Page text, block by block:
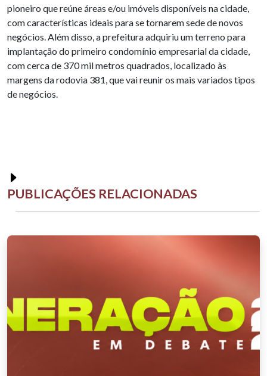
pioneiro que reúne áreas e/ou imóveis disponíveis na cidade,
com características ideais para se tornarem sede de novos
negócios. Além disso, a prefeitura adquiriu um terreno para
implantação do primeiro condomínio empresarial da cidade,
com cerca de 370 mil metros quadrados, localizado às
margens da rodovia 381, que vai reunir os mais variados tipos
de negócios.
PUBLICAÇÕES RELACIONADAS